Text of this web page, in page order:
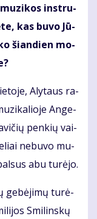
in­stru­
kas bu­vo Jū­
šian­dien mo­
Aly­taus ra­
An­ge­
pen­kių vai­
ne­bu­vo mu­
abu tu­rė­jo.
ge­bė­ji­mų tu­rė­
Smi­lins­kų